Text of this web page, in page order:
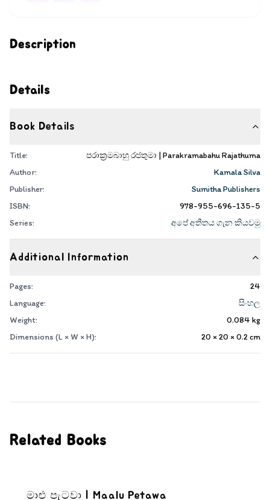
Description
Details
Book Details
Title:
පරාක්‍රමබාහු රජතුමා | Parakramabahu Rajathuma
Author:
Kamala Silva
Publisher:
Sumitha Publishers
ISBN:
978-955-696-135-5
Series:
අපේ අතීතය ගැන කියවමු
Additional Information
Pages:
24
Language:
සිංහල
Weight:
0.084 kg
Dimensions (L × W × H):
20 × 20 × 0.2cm
Related Books
මාළු පැටවා | Maalu Petawa